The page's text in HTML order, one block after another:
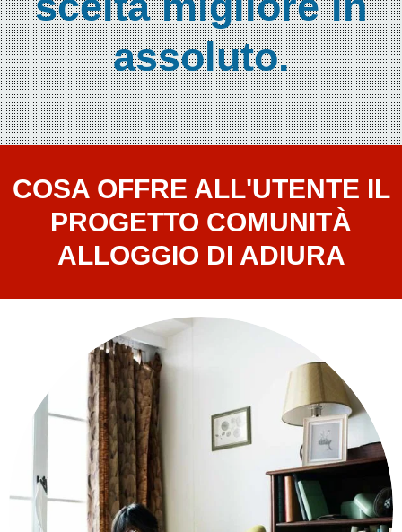
assoluto.
COSA OFFRE ALL'UTENTE IL
PROGETTO COMUNITÀ
ALLOGGIO DI ADIURA
I
Nostri
Centri
Contatti
Apparecchiature
Aspiratore
Bidet
Elettronico